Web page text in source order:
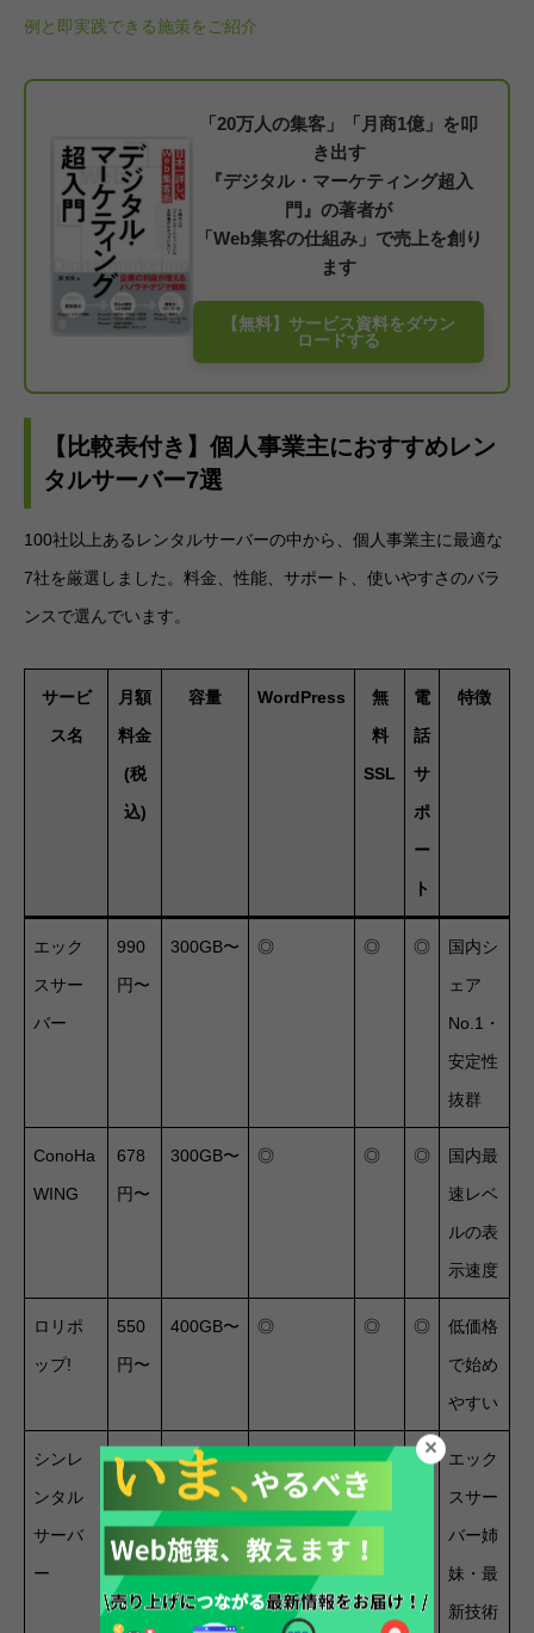
例と即実践できる施策をご紹介
「20万人の集客」「月商1億」を叩
き出す
『デジタル・マーケティング超入
門』の著者が
「Web集客の仕組み」で売上を創り
ます
【無料】サービス資料をダウン
ロードする
【比較表付き】個人事業主におすすめレン
タルサーバー7選
100社以上あるレンタルサーバーの中から、個人事業主に最適な
7社を厳選しました。料金、性能、サポート、使いやすさのバラ
ンスで選んでいます。
サービ
ス名
月額
料金
(税
込)
容量 WordPress
無
料
SSL
電
話
サ
ポ
ー
ト
特徴
エック
スサー
バー
990
円〜
300GB〜 ◎ ◎ ◎
国内シ
ェア
No.1・
安定性
抜群
ConoHa
WING
678
円〜
300GB〜 ◎ ◎ ◎
国内最
速レベ
ルの表
示速度
ロリポ
ップ!
550
円〜
400GB〜 ◎ ◎ ◎
低価格
で始め
やすい
シンレ
ンタル
サーバ
ー
770
円〜
300GB〜 ◎ ◎ ○
エック
スサー
バー姉
妹・最
新技術